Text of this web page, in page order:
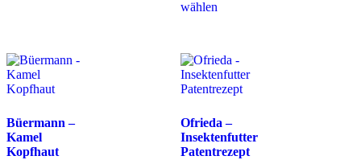
wählen
Büermann –
Kamel
Kopfhaut
Ofrieda –
Insektenfutter
Patentrezept